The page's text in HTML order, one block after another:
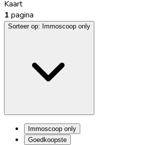
Kaart
1 pagina
Sorteer op: Immoscoop only
Immoscoop only
Goedkoopste